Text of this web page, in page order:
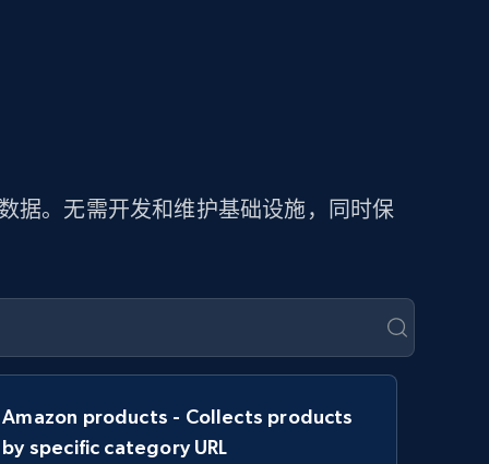
据。无需开发和维护基础设施，同时保
Amazon products - Collects products
by specific category URL